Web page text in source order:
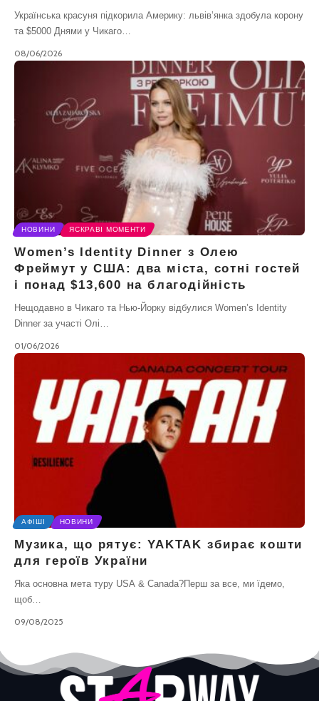
Українська красуня підкорила Америку: львів’янка здобула корону
та $5000 Днями у Чикаго…
08/06/2026
НОВИНИ ЯСКРАВІ МОМЕНТИ
Women’s Identity Dinner з Олею
Фреймут у США: два міста, сотні гостей
і понад $13,600 на благодійність
Нещодавно в Чикаго та Нью-Йорку відбулися Women’s Identity
Dinner за участі Олі…
01/06/2026
АФІШІ НОВИНИ
Музика, що рятує: YAKTAK збирає кошти
для героїв України
Яка основна мета туру USA & Canada?Перш за все, ми їдемо,
щоб…
09/08/2025